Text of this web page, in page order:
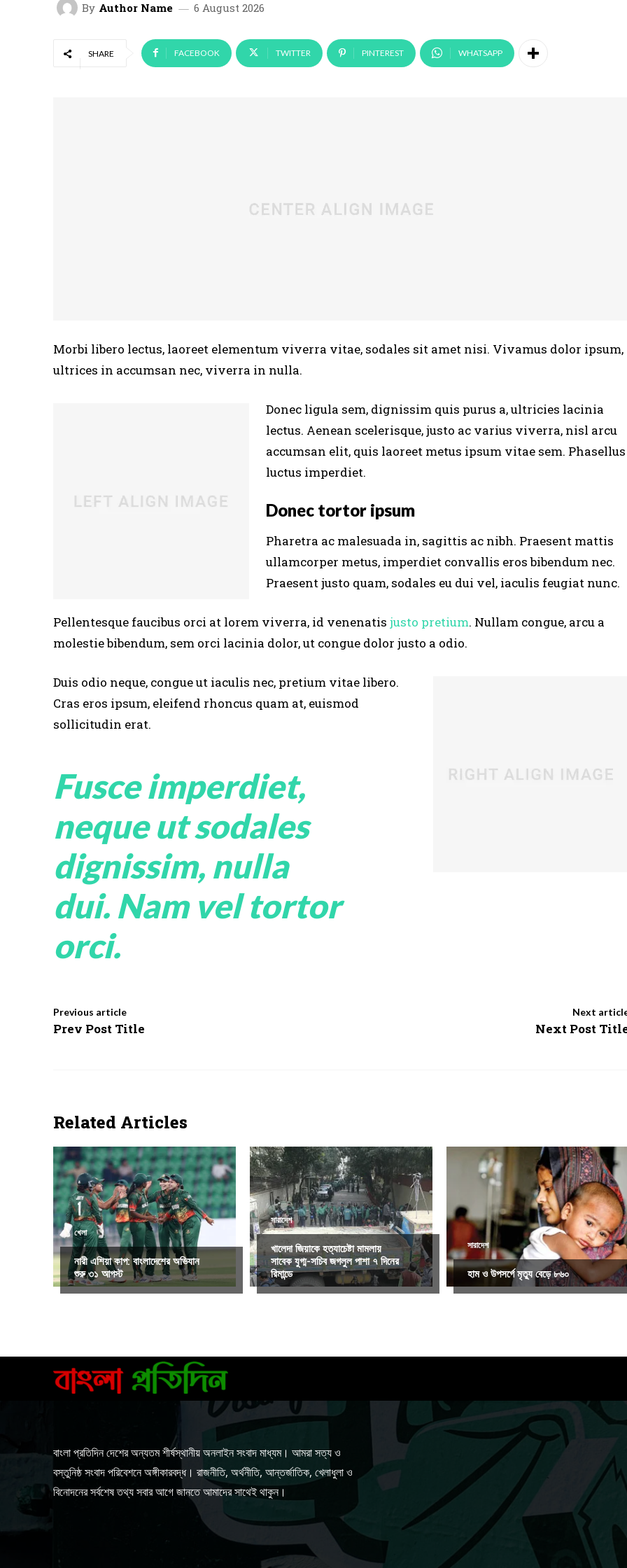
By Author Name 6 August 2026
SHARE FACEBOOK TWITTER PINTEREST WHATSAPP
Morbi libero lectus, laoreet elementum viverra vitae, sodales sit amet nisi. Vivamus dolor ipsum,
ultrices in accumsan nec, viverra in nulla.
Donec ligula sem, dignissim quis purus a, ultricies lacinia
lectus. Aenean scelerisque, justo ac varius viverra, nisl arcu
accumsan elit, quis laoreet metus ipsum vitae sem. Phasellus
luctus imperdiet.
Donec tortor ipsum
Pharetra ac malesuada in, sagittis ac nibh. Praesent mattis
ullamcorper metus, imperdiet convallis eros bibendum nec.
Praesent justo quam, sodales eu dui vel, iaculis feugiat nunc.
Pellentesque faucibus orci at lorem viverra, id venenatis justo pretium. Nullam congue, arcu a
molestie bibendum, sem orci lacinia dolor, ut congue dolor justo a odio.
Duis odio neque, congue ut iaculis nec, pretium vitae libero.
Cras eros ipsum, eleifend rhoncus quam at, euismod
sollicitudin erat.
Fusce imperdiet,
neque ut sodales
dignissim, nulla
dui. Nam vel tortor
orci.
Previous article
Prev Post Title
Next
Next Post
Related Articles
খেলা
নারী এশিয়া কাপ: বাংলাদেশের অভিযান
শুরু ৩১ আগস্ট
সারাদেশ
খালেদা জিয়াকে হত্যাচেষ্টা মামলায়
সাবেক যুগ্ম-সচিব জগলুল পাশা ৭ দিনের
রিমান্ডে
সারাদেশ
হাম ও উপসর্গে মৃত্যু বেড়ে ৮৬০
বাংলা প্রতিদিন দেশের অন্যতম শীর্ষস্থানীয় অনলাইন সংবাদ মাধ্যম। আমরা সত্য ও
বস্তুনিষ্ঠ সংবাদ পরিবেশনে অঙ্গীকারবদ্ধ। রাজনীতি, অর্থনীতি, আন্তর্জাতিক, খেলাধুলা ও
বিনোদনের সর্বশেষ তথ্য সবার আগে জানতে আমাদের সাথেই থাকুন।